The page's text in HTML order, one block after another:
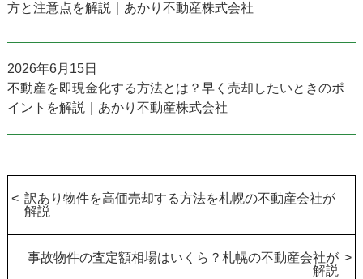
方と注意点を解説｜あかり不動産株式会社
2026年6月15日
不動産を即現金化する方法とは？早く売却したいときのポ
イントを解説｜あかり不動産株式会社
訳あり物件を高価売却する方法を札幌の不動産会社が
解説
事故物件の査定額相場はいくら？札幌の不動産会社が
解説